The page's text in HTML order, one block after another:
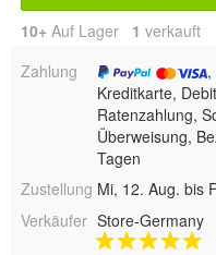
10+ Auf Lager 1 verkauft
Zahlung
,
Kreditkarte,
Ratenzahlung,
Überweisung,
Tagen
Zustellung Mi, 12. Aug. bis
Verkäufer Store-Germany